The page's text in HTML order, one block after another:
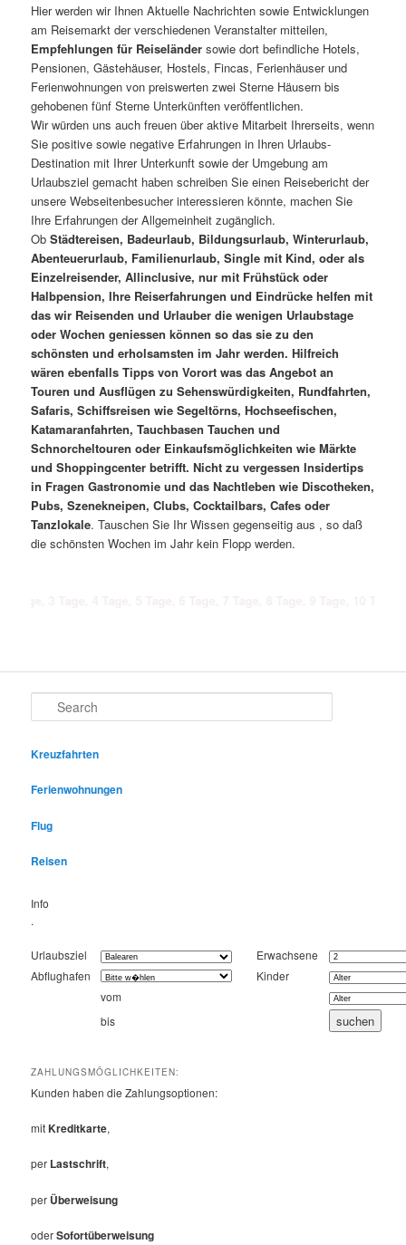
Hier werden wir Ihnen Aktuelle Nachrichten sowie Entwicklungen
am Reisemarkt der verschiedenen Veranstalter mitteilen,
Empfehlungen für Reiseländer sowie dort befindliche Hotels,
Pensionen, Gästehäuser, Hostels, Fincas, Ferienhäuser und
Ferienwohnungen von preiswerten zwei Sterne Häusern bis
gehobenen fünf Sterne Unterkünften veröffentlichen.
Wir würden uns auch freuen über aktive Mitarbeit Ihrerseits, wenn
Sie positive sowie negative Erfahrungen in Ihren Urlaubs-
Destination mit Ihrer Unterkunft sowie der Umgebung am
Urlaubsziel gemacht haben schreiben Sie einen Reisebericht der
unsere Webseitenbesucher interessieren könnte, machen Sie
Ihre Erfahrungen der Allgemeinheit zugänglich.
ObStädtereisen, Badeurlaub, Bildungsurlaub, Winterurlaub,
Abenteuerurlaub, Familienurlaub, Single mit Kind, oder als
Einzelreisender, Allinclusive, nur mit Frühstück oder
Halbpension, Ihre Reiserfahrungen und Eindrücke helfen mit
das wir Reisenden und Urlauber die wenigen Urlaubstage
oder Wochen geniessen können so das sie zu den
schönsten und erholsamsten im Jahr werden. Hilfreich
wären ebenfalls Tipps von Vorort was das Angebot an
Touren und Ausflügen zu Sehenswürdigkeiten, Rundfahrten,
Safaris, Schiffsreisen wie Segeltörns, Hochseefischen,
Katamaranfahrten, Tauchbasen Tauchen und
Schnorcheltouren oder Einkaufsmöglichkeiten wie Märkte
und Shoppingcenter betrifft. Nicht zu vergessen Insidertips
in Fragen Gastronomie und das Nachtleben wie Discotheken,
Pubs, Szenekneipen, Clubs, Cocktailbars, Cafes oder
Tanzlokale. Tauschen Sie Ihr Wissen gegenseitig aus , so daß
die schönsten Wochen im Jahr kein Flopp werden.
Search
Kreuzfahrten
Ferienwohnungen
Flug
Reisen
Info
.
Urlaubsziel
Erwachsene
Abflughafen
Kinder
vom
bis
ZAHLUNGSMÖGLICHKEITEN:
Kunden haben die Zahlungsoptionen:
mitKreditkarte,
per Lastschrift,
per Überweisung
oderSofortüberweisung